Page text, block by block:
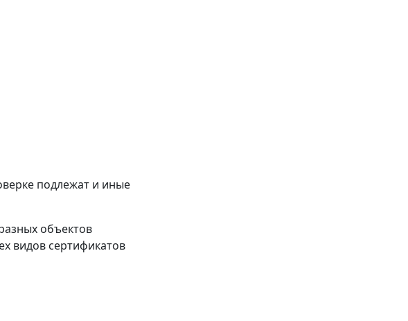
подлежат и иные
объектов
видов сертификатов